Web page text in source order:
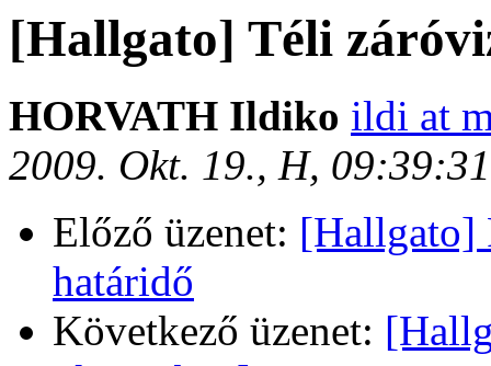
[Hallgato] Téli
HORVATH Ildiko ildi at
2009. Okt. 19., H,
Előző üzenet: [Hallgato]
határidő
Következő üzenet: